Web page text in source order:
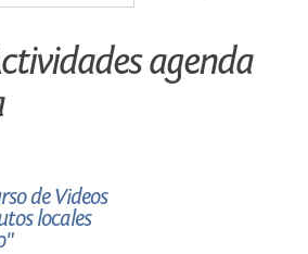
agenda
de Videos
locales